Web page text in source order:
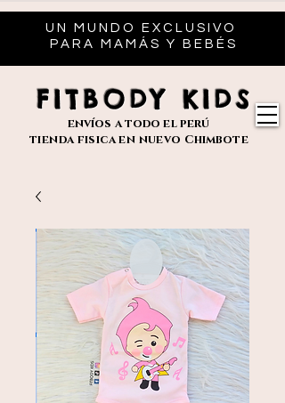
UN MUNDO EXCLUSIVO
PARA MAMÁS Y BEBÉS
FITBODY KIDS
envíos a todo el perú
tienda fisica en nuevo Chimbote